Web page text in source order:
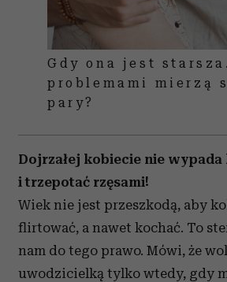
Gdy ona jest
problemami mierzą
pary?
Dojrzałej kobiecie nie
i trzepotać rzęsami!
Wiek nie jest przeszkodą, aby
flirtować, a nawet kochać. To
nam do tego prawo. Mówi, że
uwodzicielką tylko wtedy, gdy